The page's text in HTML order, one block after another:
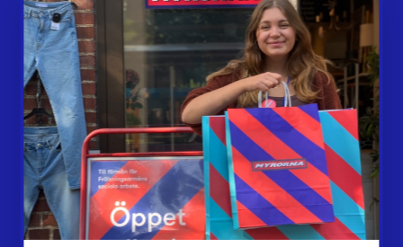
Webbshop
Butiker
Lämna in
Vårt överskott
Inlämningsplatser
Om Myrorna
Lediga jobb
Pressrum